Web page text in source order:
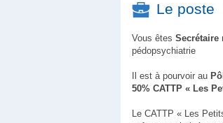
Le poste
Vous êtes Secrétaire
pédopsychiatrie
Il est à pourvoir au
50% CATTP « Les
Le CATTP « Les